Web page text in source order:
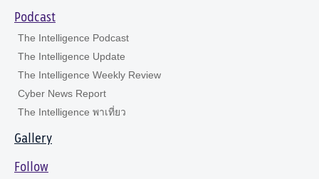
Podcast
The Intelligence Podcast
The Intelligence Update
The Intelligence Weekly Review
Cyber News Report
The Intelligence พาเที่ยว
Gallery
Follow